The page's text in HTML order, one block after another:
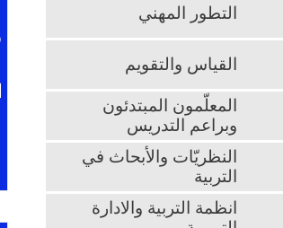
التطور المهني
القياس والتقويم
المعلّمون المبتدئون
وبراعم التدريس
النظريّات والأبحاث في
التربية
انظمة التربية والادارة